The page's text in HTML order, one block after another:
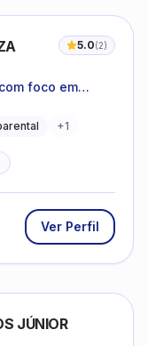
5.0(2)
foco em
e+1
Ver Perfil
JÚNIOR